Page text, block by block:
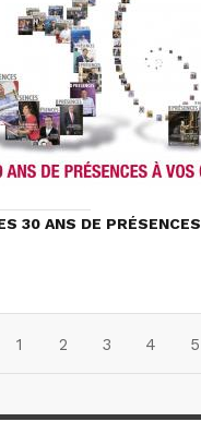
30 ANS DE PRÉSENCES
1 2 3 4 5